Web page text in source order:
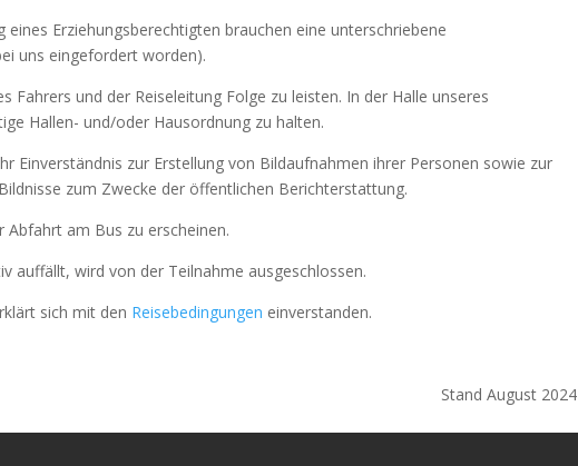
Erziehungsberechtigten brauchen eine unterschriebene
uns eingefordert worden).
Fahrers und der Reiseleitung Folge zu leisten. In der Halle unseres
Hallen- und/oder Hausordnung zu halten.
Einverständnis zur Erstellung von Bildaufnahmen ihrer Personen sowie zur
zum Zwecke der öffentlichen Berichterstattung.
am Bus zu erscheinen.
auffällt, wird von der Teilnahme ausgeschlossen.
sich mit den Reisebedingungen einverstanden.
Stand August 2024